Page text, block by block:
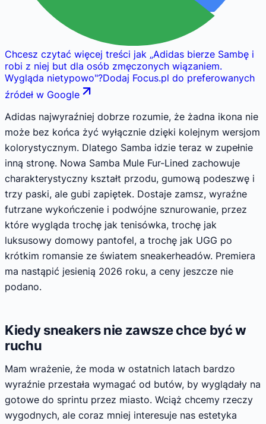
Chcesz czytać więcej treści jak „Adidas bierze Sambę i
robi z niej but dla osób zmęczonych wiązaniem.
Wygląda nietypowo"?Dodaj Focus.pl do preferowanych
źródeł w Google
Adidas najwyraźniej dobrze rozumie, że żadna ikona nie
może bez końca żyć wyłącznie dzięki kolejnym wersjom
kolorystycznym. Dlatego Samba idzie teraz w zupełnie
inną stronę. Nowa Samba Mule Fur-Lined zachowuje
charakterystyczny kształt przodu, gumową podeszwę i
trzy paski, ale gubi zapiętek. Dostaje zamsz, wyraźne
futrzane wykończenie i podwójne sznurowanie, przez
które wygląda trochę jak tenisówka, trochę jak
luksusowy domowy pantofel, a trochę jak UGG po
krótkim romansie ze światem sneakerheadów. Premiera
ma nastąpić jesienią 2026 roku, a ceny jeszcze nie
podano.
Kiedy sneakers nie zawsze chce być w
ruchu
Mam wrażenie, że moda w ostatnich latach bardzo
wyraźnie przestała wymagać od butów, by wyglądały na
gotowe do sprintu przez miasto. Wciąż chcemy rzeczy
wygodnych, ale coraz mniej interesuje nas estetyka